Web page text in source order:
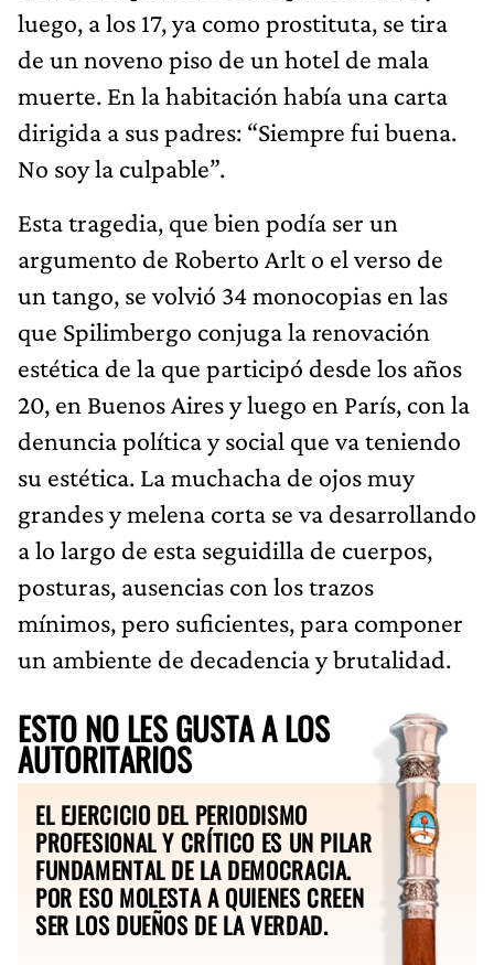
luego, a los 17, ya como prostituta, se tira
de un noveno piso de un hotel de mala
muerte. En la habitación había una carta
dirigida a sus padres: “Siempre fui buena.
No soy la culpable”.
Esta tragedia, que bien podía ser un
argumento de Roberto Arlt o el verso de
un tango, se volvió 34 monocopias en las
que Spilimbergo conjuga la renovación
estética de la que participó desde los años
20, en Buenos Aires y luego en París, con la
denuncia política y social que va teniendo
su estética. La muchacha de ojos muy
grandes y melena corta se va desarrollando
a lo largo de esta seguidilla de cuerpos,
posturas, ausencias con los trazos
mínimos, pero suficientes, para componer
un ambiente de decadencia y brutalidad.
ESTO NO LES GUSTA A LOS
AUTORITARIOS
EL EJERCICIO DEL PERIODISMO
PROFESIONAL Y CRÍTICO ES UN PILAR
FUNDAMENTAL DE LA DEMOCRACIA.
POR ESO MOLESTA A QUIENES CREEN
SER LOS DUEÑOS DE LA VERDAD.